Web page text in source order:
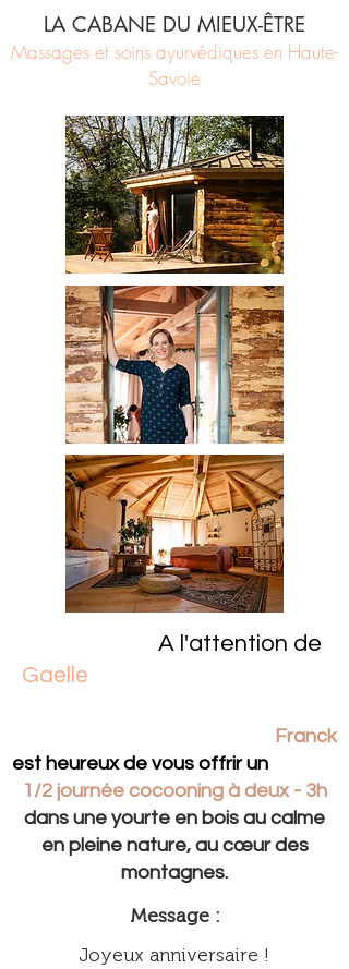
LA CABANE DU MIEUX-ÊTRE
Massages et soins ayurvédiques en Haute-
Savoie
A l'attention de
Gaelle
Franck
est heureux de vous offrir un
1/2 journée cocooning à deux - 3h
dans une yourte en bois au calme
en pleine nature, au cœur des
montagnes.
Message :
Joyeux anniversaire !